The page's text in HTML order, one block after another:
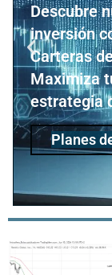
Descubre
inversión
Carteras
Maximiza
estrategia
Planes